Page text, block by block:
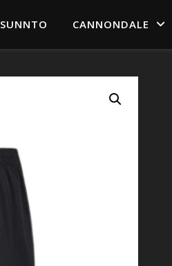
SUNNTO CANNONDALE